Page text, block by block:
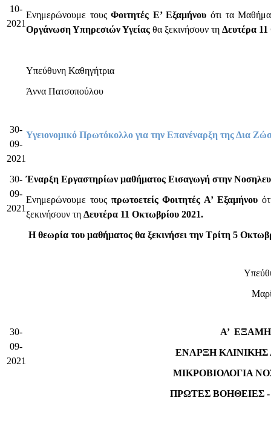
10-
2021
Ενημερώνουμε τουςΦοιτητές Ε’ Εξαμήνου ότι τα
Οργάνωση Υπηρεσιών Υγείας θα ξεκινήσουν τη Δευτέρα
Υπεύθυνη Καθηγήτρια
Άννα Πατσοπούλου
30-
09-
2021
Υγειονομικό Πρωτόκολλο για την Επανέναρξη της Δια
30-
09-
2021
Έναρξη Εργαστηρίων μαθήματος Εισαγωγή στην
Ενημερώνουμε τους πρωτοετείς Φοιτητές Α’ Εξαμήνου
ξεκινήσουν τη Δευτέρα 11 Οκτωβρίου 2021.
Η θεωρία του μαθήματος θα ξεκινήσει την Τρίτη 5
30-
09-
2021
Α’
ΕΝΑΡΞΗ
ΜΙΚΡΟΒΙΟΛΟΓΙΑ
ΠΡΩΤΕΣ ΒΟΗΘΕΙΕΣ